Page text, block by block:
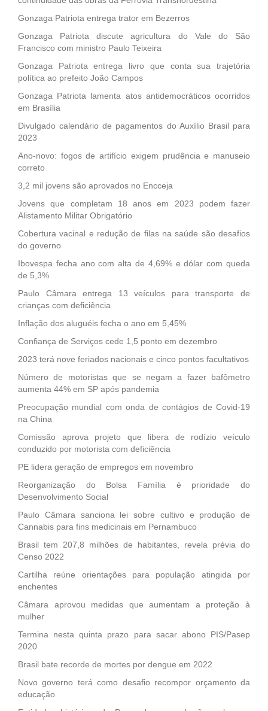
Gonzaga Patriota entrega trator em Bezerros
Gonzaga Patriota discute agricultura do Vale do São
Francisco com ministro Paulo Teixeira
Gonzaga Patriota entrega livro que conta sua trajetória
política ao prefeito João Campos
Gonzaga Patriota lamenta atos antidemocráticos ocorridos
em Brasília
Divulgado calendário de pagamentos do Auxílio Brasil para
2023
Ano-novo: fogos de artifício exigem prudência e manuseio
correto
3,2 mil jovens são aprovados no Encceja
Jovens que completam 18 anos em 2023 podem fazer
Alistamento Militar Obrigatório
Cobertura vacinal e redução de filas na saúde são desafios
do governo
Ibovespa fecha ano com alta de 4,69% e dólar com queda
de 5,3%
Paulo Câmara entrega 13 veículos para transporte de
crianças com deficiência
Inflação dos aluguéis fecha o ano em 5,45%
Confiança de Serviços cede 1,5 ponto em dezembro
2023 terá nove feriados nacionais e cinco pontos facultativos
Número de motoristas que se negam a fazer bafômetro
aumenta 44% em SP após pandemia
Preocupação mundial com onda de contágios de Covid-19
na China
Comissão aprova projeto que libera de rodízio veículo
conduzido por motorista com deficiência
PE lidera geração de empregos em novembro
Reorganização do Bolsa Família é prioridade do
Desenvolvimento Social
Paulo Câmara sanciona lei sobre cultivo e produção de
Cannabis para fins medicinais em Pernambuco
Brasil tem 207,8 milhões de habitantes, revela prévia do
Censo 2022
Cartilha reúne orientações para população atingida por
enchentes
Câmara aprovou medidas que aumentam a proteção à
mulher
Termina nesta quinta prazo para sacar abono PIS/Pasep
2020
Brasil bate recorde de mortes por dengue em 2022
Novo governo terá como desafio recompor orçamento da
educação